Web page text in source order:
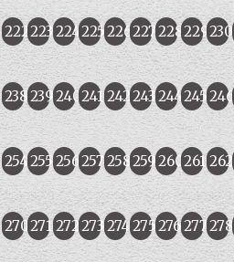
222223 224225226227228229230
238239240241 242243 244245246
254255256257 258259260261 262
270271 272273 274275276277278